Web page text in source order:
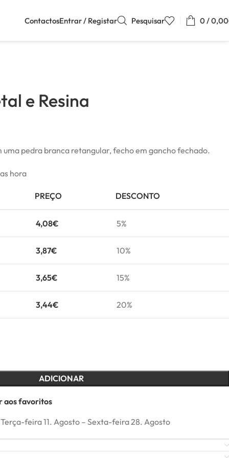
ContactosEntrar / Registar Pesquisar 0/0,00
e Resina
uma pedra branca retangular, fecho em gancho fechado.
hora
PREÇO DESCONTO
4,08€ 5%
3,87€ 10%
3,65€ 15%
3,44€ 20%
ADICIONAR
aos favoritos
feira 11. Agosto – Sexta-feira 28. Agosto